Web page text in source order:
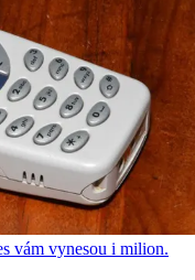
vám vynesou i milion.